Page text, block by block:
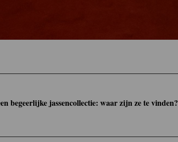
begeerlijke jassencollectie: waar zijn ze te vinden?